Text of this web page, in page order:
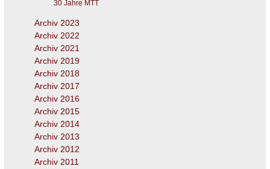
30 Jahre MTT
Archiv 2023
Archiv 2022
Archiv 2021
Archiv 2019
Archiv 2018
Archiv 2017
Archiv 2016
Archiv 2015
Archiv 2014
Archiv 2013
Archiv 2012
Archiv 2011